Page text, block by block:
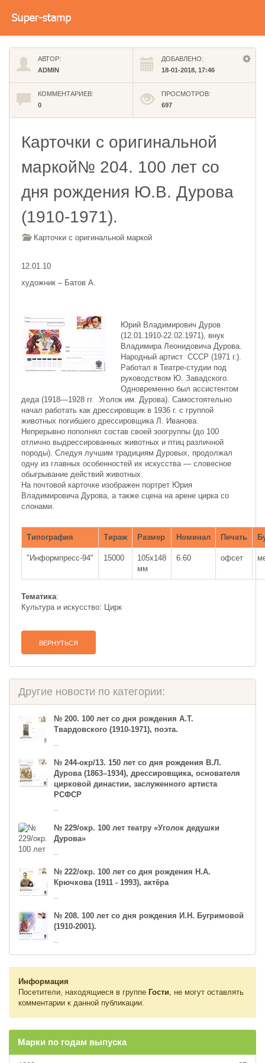
АВТОР:
ADMIN
ДОБАВЛЕНО:
18-01-2018, 17:46
КОММЕНТАРИЕВ:
0
ПРОСМОТРОВ:
697
Карточки с оригинальной
маркой№ 204. 100 лет со
дня рождения Ю.В. Дурова
(1910-1971).
Карточки с оригинальной маркой
12.01.10
художник – Батов А.
Юрий Владимирович Дуров
(12.01.1910-22.02.1971), внук
Владимира Леонидовича Дурова.
Народный артист СССР (1971 г.).
Работал в Театре-студии под
руководством Ю. Завадского.
Одновременно был ассистентом
деда (1918—1928 гг. Уголок им. Дурова). Самостоятельно
начал работать как дрессировщик в 1936 г. с группой
животных погибшего дрессировщика Л. Иванова.
Непрерывно пополнял состав своей зоогруппы (до 100
отлично выдрессированных животных и птиц различной
породы). Следуя лучшим традициям Дуровых, продолжал
одну из главных особенностей их искусства — словесное
обыгрывание действий животных.
На почтовой карточке изображен портрет Юрия
Владимировича Дурова, а также сцена на арене цирка со
слонами.
Типография Тираж Размер Номинал Печать
"Информпресс-94" 15000
105х148
мм
6.60 офсет
Тематика:
Культура и искусство: Цирк
ВЕРНУТЬСЯ
Другие новости по категории:
№ 200. 100 лет со дня рождения А.Т.
Твардовского (1910-1971), поэта.
..
№ 244-окр/13. 150 лет со дня рождения В.Л.
Дурова (1863–1934), дрессировщика, основателя
цирковой династии, заслуженного артиста
РСФСР
..
№ 229/окр. 100 лет театру «Уголок дедушки
Дурова»
..
№ 222/окр. 100 лет со дня рождения Н.А.
Крючкова (1911 - 1993), актёра
..
№ 208. 100 лет со дня рождения И.Н. Бугримовой
(1910-2001).
..
Информация
Посетители, находящиеся в группе Гости, не могут оставлять
комментарии к данной публикации.
Марки по годам выпуска